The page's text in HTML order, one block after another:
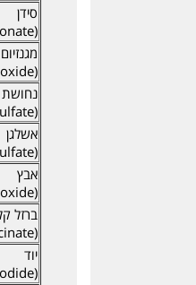
סידן
(from calcium carbonate)
מגנזיום
(from Magnesium oxide)
נחושת
(from copper sulfate)
אשלגן
(from potassium sulfate)
אבץ
(from zink oxide)
ברזל
(iron bisglycinate)
יוד
(from potassium lodide)